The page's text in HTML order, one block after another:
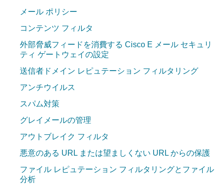
メール ポリシー
コンテンツ フィルタ
外部脅威フィードを消費する Cisco E メール セキュリ
ティ ゲートウェイの設定
送信者ドメイン レピュテーション フィルタリング
アンチウイルス
スパム対策
グレイメールの管理
アウトブレイク フィルタ
悪意のある URL または望ましくない URL からの保護
ファイル レピュテーション フィルタリングとファイル
分析